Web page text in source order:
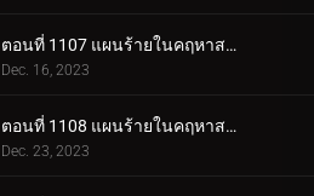
ตอนที่ 1107 แผนร้ายในคฤหาสน์โมริคาวะ (ภาคแรก)
Dec. 16, 2023
ตอนที่ 1108 แผนร้ายในคฤหาสน์โมริคาวะ (ภาคจบ)
Dec. 23, 2023